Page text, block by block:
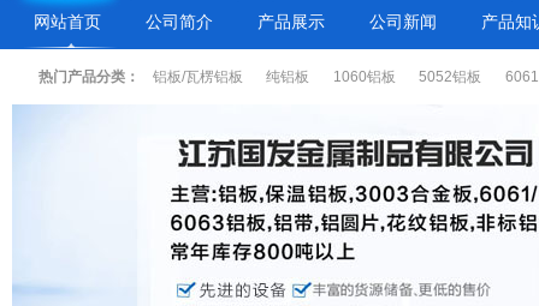
网站首页 公司简介 产品展示 公司新闻 产品知
热门产品分类： 铝板/瓦楞铝板 纯铝板 1060铝板 5052铝板